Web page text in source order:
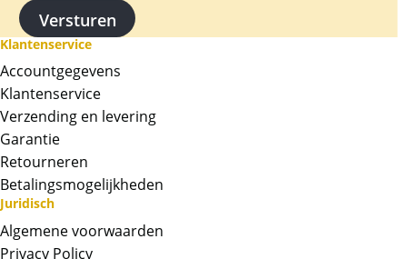
Klantenservice
Accountgegevens
Klantenservice
Verzending en levering
Garantie
Retourneren
Betalingsmogelijkheden
Juridisch
Algemene voorwaarden
Privacy Policy